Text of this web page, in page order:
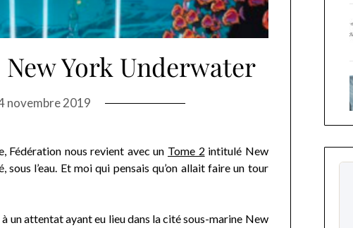
York Underwater
novembre 2019
nous revient avec un Tome 2 intitulé New
sous l’eau. Et moi qui pensais qu’on allait faire un tour
à un attentat ayant eu lieu dans la cité sous-marine New